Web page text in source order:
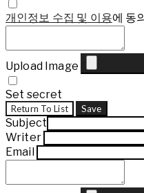
개인정보 수집 및 이용에 동
Upload Image
Set secret
Return To List Save
Subject
Writer
Email